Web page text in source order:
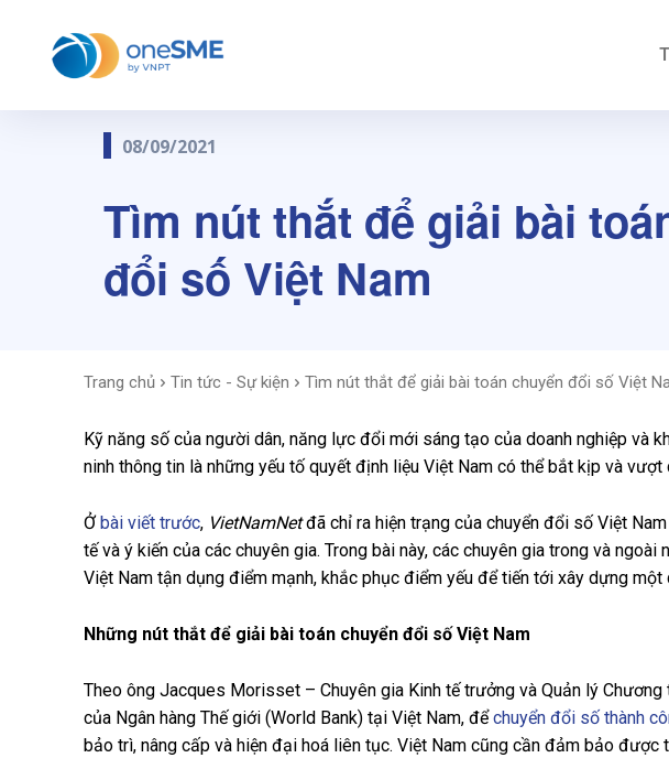
08/09/2021
Tìm nút thắt để giải bài
đổi số Việt Nam
Trang chủ Tin tức - Sự kiện Tìm nút thắt để giải bài toán chuyển đổi số Việt
Kỹ năng số của người dân, năng lực đổi mới sáng tạo của doanh nghiệp và
ninh thông tin là những yếu tố quyết định liệu Việt Nam có thể bắt kịp và
Ởbài viết trước, VietNamNetđã chỉ ra hiện trạng của chuyển đổi số Việt
tế và ý kiến của các chuyên gia. Trong bài này, các chuyên gia trong và
Việt Nam tận dụng điểm mạnh, khắc phục điểm yếu để tiến tới xây dựng một
Những nút thắt để giải bài toán chuyển đổi số Việt Nam
Theo ông Jacques Morisset – Chuyên gia Kinh tế trưởng và Quản lý
của Ngân hàng Thế giới (World Bank) tại Việt Nam, đểchuyển đổi số thành
bảo trì, nâng cấp và hiện đại hoá liên tục. Việt Nam cũng cần đảm bảo được